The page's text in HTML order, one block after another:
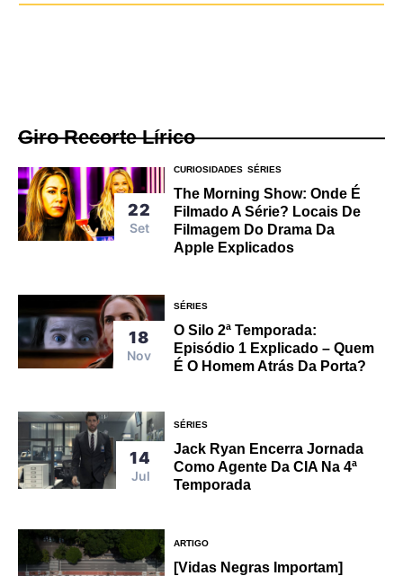
Giro Recorte Lírico
22
Set
CURIOSIDADES SÉRIES
The Morning Show: Onde É
Filmado A Série? Locais De
Filmagem Do Drama Da
Apple Explicados
18
Nov
SÉRIES
O Silo 2ª Temporada:
Episódio 1 Explicado – Quem
É O Homem Atrás Da Porta?
14
Jul
SÉRIES
Jack Ryan Encerra Jornada
Como Agente Da CIA Na 4ª
Temporada
ARTIGO
[Vidas Negras Importam]